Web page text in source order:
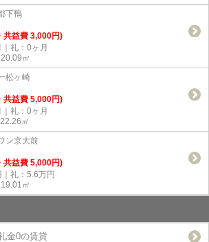
下鴨
共益費 3,000円)
礼：0ヶ月
㎡
松ヶ崎
共益費 5,000円)
礼：0ヶ月
㎡
ン京大前
共益費 5,000円)
礼：5.6万円
㎡
金0の賃貸